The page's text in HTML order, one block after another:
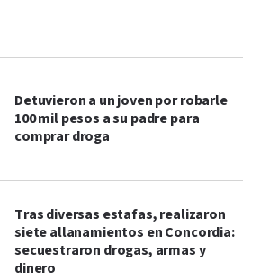
Detuvieron a un joven por robarle
100 mil pesos a su padre para
comprar droga
Tras diversas estafas, realizaron
siete allanamientos en Concordia:
secuestraron drogas, armas y
dinero